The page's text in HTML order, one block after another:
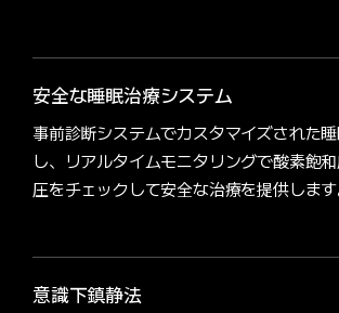
安全な睡眠治療システム
事前診断システムでカスタマイズされた
し、リアルタイムモニタリングで酸素飽
圧をチェックして安全な治療を提供します
意識下鎮静法